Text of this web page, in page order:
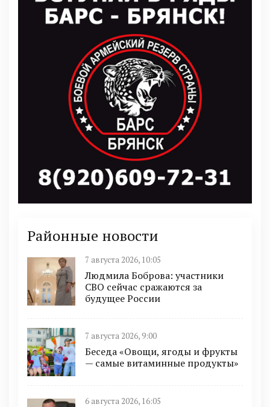
Районные новости
7 августа 2026, 10:05
Людмила Боброва: участники
СВО сейчас сражаются за
будущее России
7 августа 2026, 9:00
Беседа «Овощи, ягоды и фрукты
— самые витаминные продукты»
6 августа 2026, 16:05